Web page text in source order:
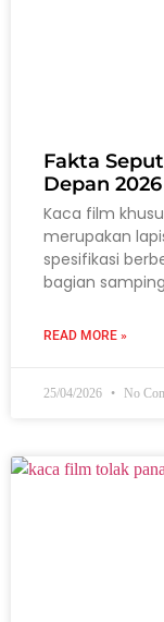
Fakta
Depan 2026
Kaca film
merupakan
spesifikasi
bagian samping
READ MORE »
25/04/2026 No